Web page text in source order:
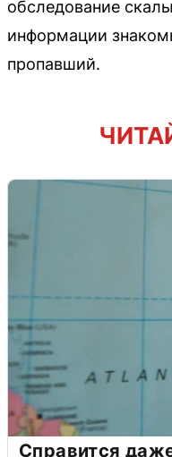
обследование
информации
пропавший.
Справится